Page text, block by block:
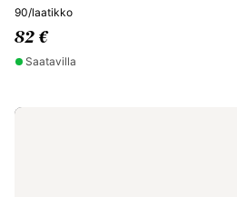
90/laatikko
82 €
Saatavilla